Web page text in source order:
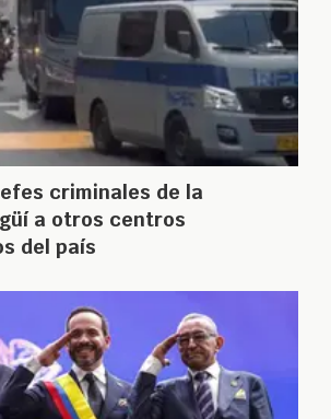
criminales de la
a otros centros
del país